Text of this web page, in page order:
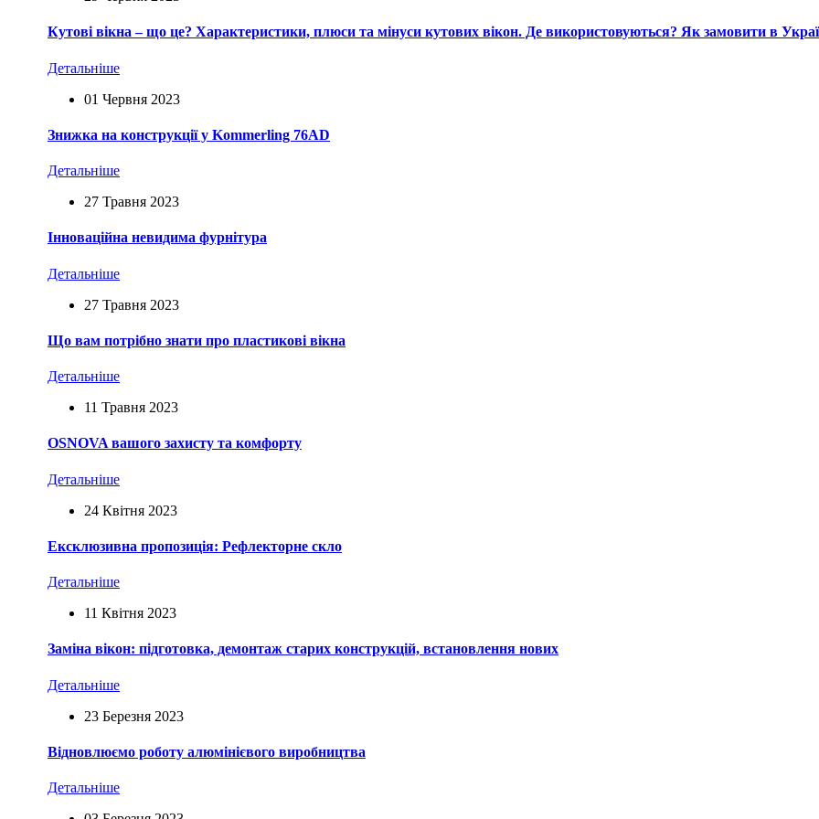
Кутові вікна – що це? Характеристики, плюси та мінуси кутових вікон. Де використовуються? Як замовити в
Детальніше
01 Червня 2023
Знижка на конструкції у Kommerling 76AD
Детальніше
27 Травня 2023
Інноваційна невидима фурнітура
Детальніше
27 Травня 2023
Що вам потрібно знати про пластикові вікна
Детальніше
11 Травня 2023
OSNOVA вашого захисту та комфорту
Детальніше
24 Квітня 2023
Ексклюзивна пропозиція: Рефлекторне скло
Детальніше
11 Квітня 2023
Заміна вікон: підготовка, демонтаж старих конструкцій, встановлення нових
Детальніше
23 Березня 2023
Відновлюємо роботу алюмінієвого виробництва
Детальніше